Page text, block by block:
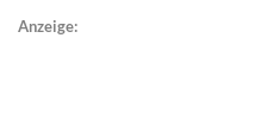
Anzeige: